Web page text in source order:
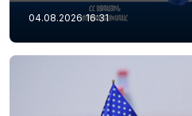
04.08.2026 16:31